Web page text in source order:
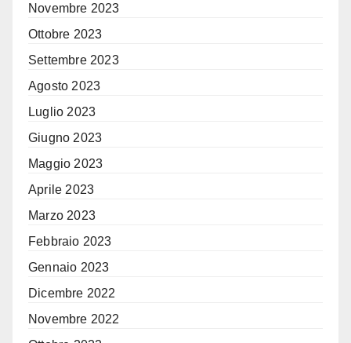
Novembre 2023
Ottobre 2023
Settembre 2023
Agosto 2023
Luglio 2023
Giugno 2023
Maggio 2023
Aprile 2023
Marzo 2023
Febbraio 2023
Gennaio 2023
Dicembre 2022
Novembre 2022